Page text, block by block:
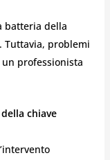
batteria della
Tuttavia, problemi
professionista
chiave